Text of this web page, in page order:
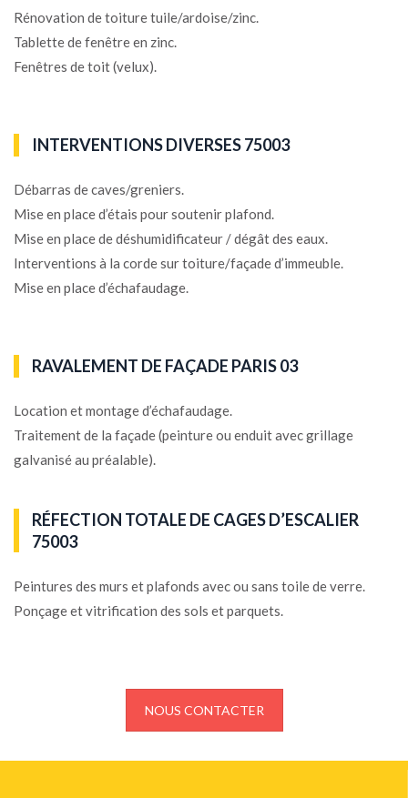
Rénovation de toiture tuile/ardoise/zinc.
Tablette de fenêtre en zinc.
Fenêtres de toit (velux).
INTERVENTIONS DIVERSES 75003
Débarras de caves/greniers.
Mise en place d’étais pour soutenir plafond.
Mise en place de déshumidificateur / dégât des eaux.
Interventions à la corde sur toiture/façade d’immeuble.
Mise en place d’échafaudage.
RAVALEMENT DE FAÇADE PARIS 03
Location et montage d’échafaudage.
Traitement de la façade (peinture ou enduit avec grillage
galvanisé au préalable).
RÉFECTION TOTALE DE CAGES D’ESCALIER
75003
Peintures des murs et plafonds avec ou sans toile de verre.
Ponçage et vitrification des sols et parquets.
NOUS CONTACTER